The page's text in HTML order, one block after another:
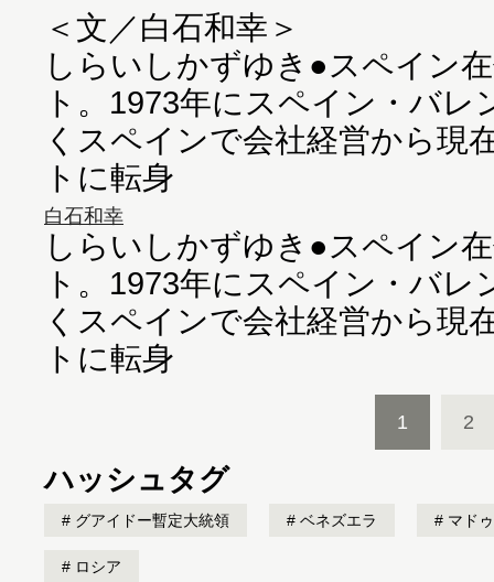
＜文／白石和幸＞
しらいしかずゆき●スペイン
ト。1973年にスペイン・バレ
くスペインで会社経営から現
トに転身
白石和幸
しらいしかずゆき●スペイン
ト。1973年にスペイン・バレ
くスペインで会社経営から現
トに転身
1 2
ハッシュタグ
グアイドー暫定大統領 ベネズエラ マド
ロシア